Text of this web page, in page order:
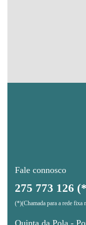
Fale connosco
275 773 126
(*)(Chamada para a rede fixa
Quinta da Pola -